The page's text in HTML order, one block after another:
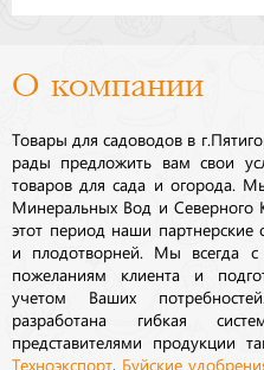
О компании
Товары для садоводов в
рады предложить вам свои
товаров для сада и огорода.
Минеральных Вод и Северного
этот период наши партнерские
и плодотворней. Мы всегда с
пожеланиям клиента и
учетом Ваших
разработана гибкая
представителями продукции
Техноэкспорт Буйские